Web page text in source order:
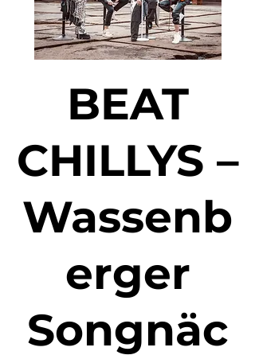
BEAT
CHILLYS –
Wassenb
erger
Songnäc